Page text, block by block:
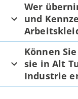
Wer
und
Können
sie in Alt
Industrie